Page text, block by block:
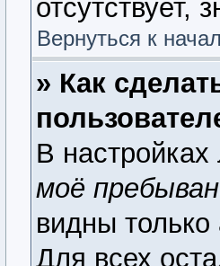
отсутствует,
Вернуться к
» Как
В
моё
видны
Для всех